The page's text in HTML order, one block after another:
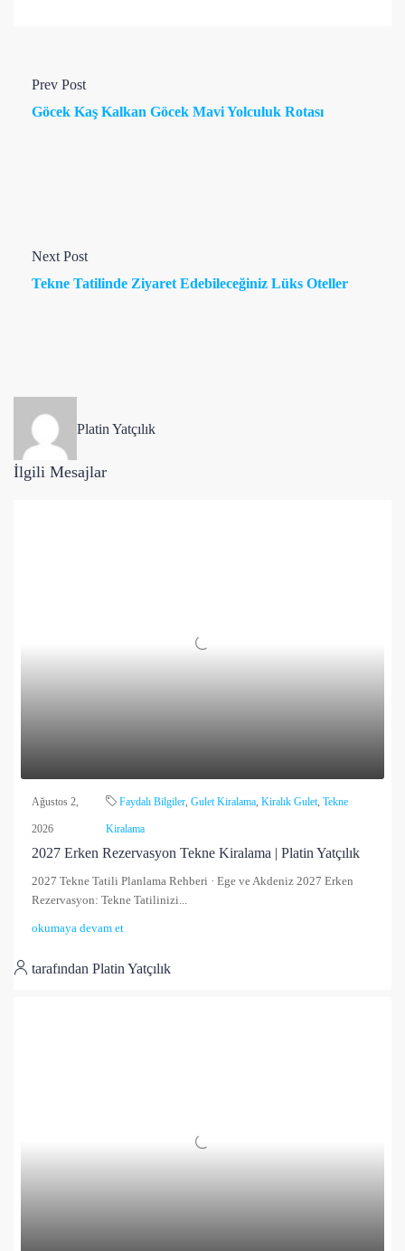
Prev Post
Göcek Kaş Kalkan Göcek Mavi Yolculuk Rotası
Next Post
Tekne Tatilinde Ziyaret Edebileceğiniz Lüks Oteller
Platin Yatçılık
İlgili Mesajlar
Ağustos 2,
2026
Faydalı Bilgiler,Gulet Kiralama,Kiralık Gulet,Tekne
Kiralama
2027 Erken Rezervasyon Tekne Kiralama | Platin Yatçılık
2027 Tekne Tatili Planlama Rehberi · Ege ve Akdeniz 2027 Erken
Rezervasyon: Tekne Tatilinizi...
okumaya devam et
tarafından Platin Yatçılık